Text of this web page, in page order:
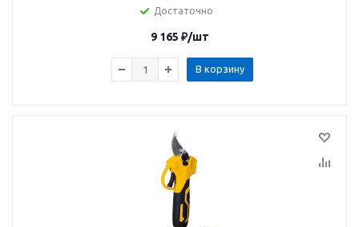
Достаточно
9 165 ₽/шт
В корзину